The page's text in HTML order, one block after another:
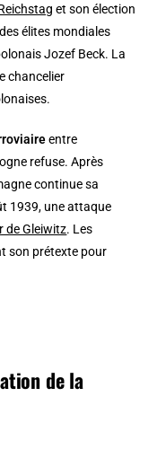
et son élection
élites mondiales
Jozef Beck. La
chancelier
entre
refuse. Après
continue sa
1939, une attaque
de Gleiwitz. Les
son prétexte pour
de la